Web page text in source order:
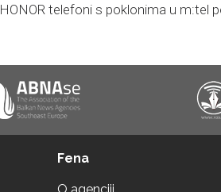
HONOR telefoni s poklonima u m:tel
Fena